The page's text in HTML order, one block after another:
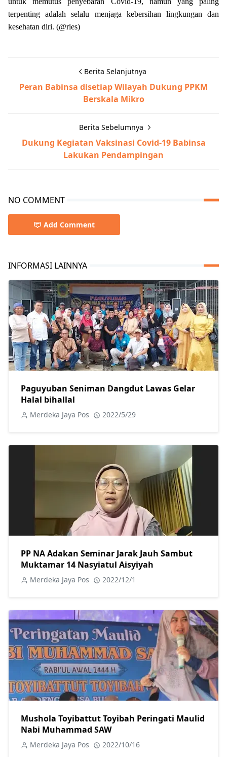
terpenting adalah selalu menjaga kebersihan lingkungan dan
kesehatan diri. (@ries)
Berita Selanjutnya
Peran Babinsa disetiap Wilayah Dukung PPKM
Berskala Mikro
Berita Sebelumnya
Dukung Kegiatan Vaksinasi Covid-19 Babinsa
Lakukan Pendampingan
NO COMMENT
Add Comment
INFORMASI LAINNYA
Paguyuban Seniman Dangdut Lawas Gelar
Halal bihallal
Merdeka Jaya Pos 2022/5/29
PP NA Adakan Seminar Jarak Jauh Sambut
Muktamar 14 Nasyiatul Aisyiyah
Merdeka Jaya Pos 2022/12/1
Mushola Toyibattut Toyibah Peringati Maulid
Nabi Muhammad SAW
Merdeka Jaya Pos 2022/10/16